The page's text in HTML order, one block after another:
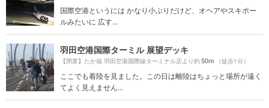
国際空港というには かなり小ぶりだけど、オヘアやスキポー
ルみたいに 広す...
羽田空港国際ターミル 展望デッキ
【閉業】たか福 羽田空港国際線ターミナル店より約50m （徒歩1分）
ここでも着陸を見ました。この日は離陸はちょっと場所が遠く
てよく見えません...